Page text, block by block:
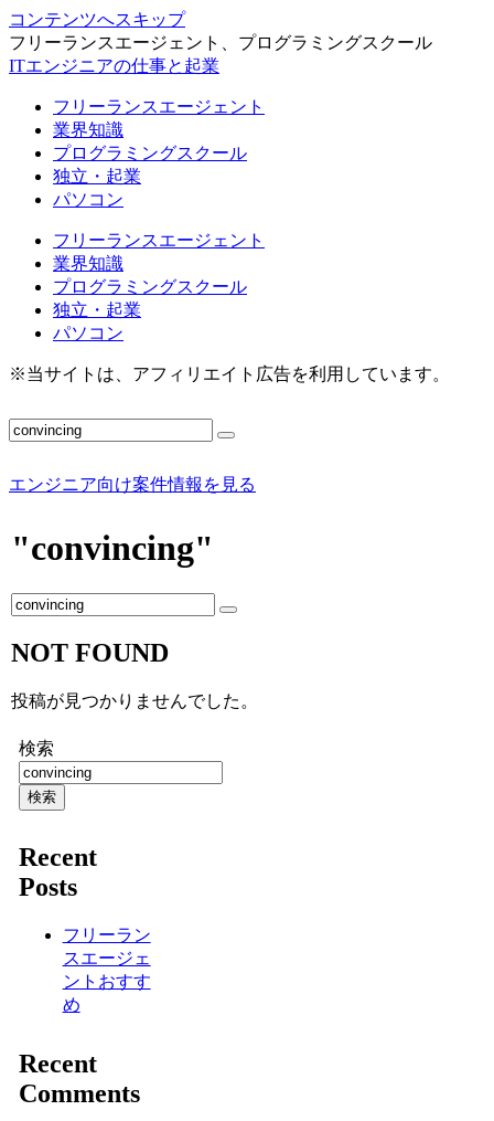
コンテンツへスキップ
フリーランスエージェント、プログラミングスクール
ITエンジニアの仕事と起業
フリーランスエージェント
業界知識
プログラミングスクール
独立・起業
パソコン
フリーランスエージェント
業界知識
プログラミングスクール
独立・起業
パソコン
※当サイトは、アフィリエイト広告を利用しています。
エンジニア向け案件情報を見る
"convincing"
NOT FOUND
投稿が見つかりませんでした。
検索
検索
Recent
Posts
フリーラン
スエージェ
ントおすす
め
Recent
Comments